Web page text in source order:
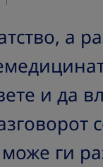
а
и да
ги